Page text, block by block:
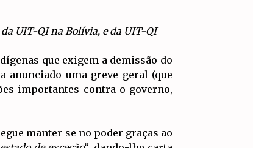
UIT-QI na Bolívia, e da UIT-QI
que exigem a demissão do
anunciado uma greve geral (que
importantes contra o governo,
manter-se no poder graças ao